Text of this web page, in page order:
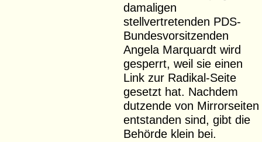
damaligen
stellvertretenden PDS-
Bundesvorsitzenden
Angela Marquardt wird
gesperrt, weil sie einen
Link zur Radikal-Seite
gesetzt hat. Nachdem
dutzende von Mirrorseiten
entstanden sind, gibt die
Behörde klein bei.